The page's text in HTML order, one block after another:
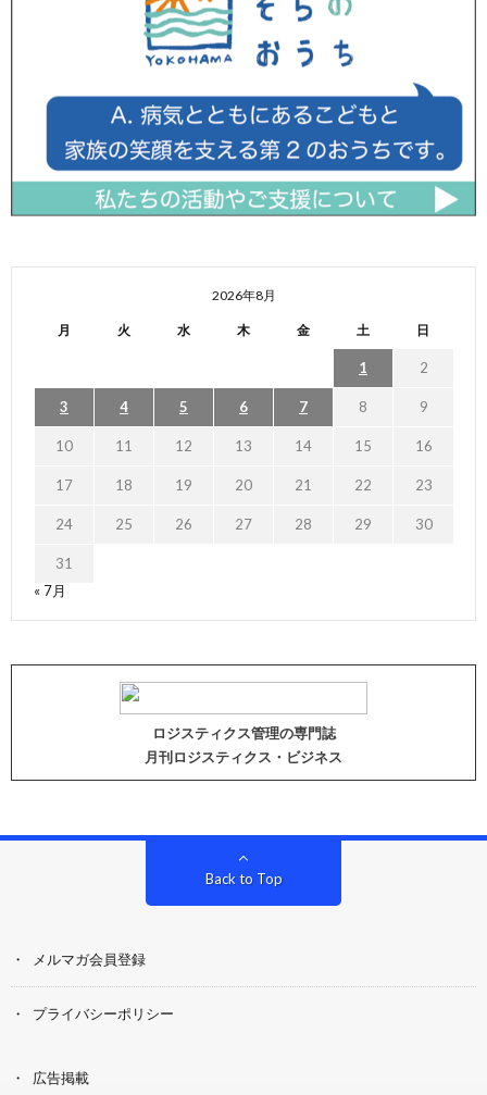
2026年8月
月 火 水 木 金 土 日
1 2
3 4 5 6 7 8 9
10 11 12 13 14 15 16
17 18 19 20 21 22 23
24 25 26 27 28 29 30
31
« 7月
ロジスティクス管理の専門誌
月刊ロジスティクス・ビジネス
Back to Top
メルマガ会員登録
プライバシーポリシー
広告掲載